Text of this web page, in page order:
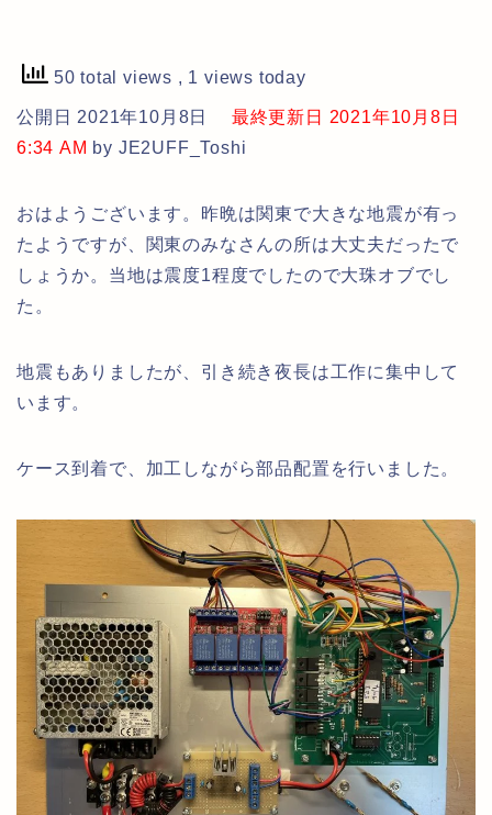
50 total views , 1 views today
公開日 2021年10月8日
最終更新日 2021年10月8日
6:34 AM by JE2UFF_Toshi
おはようございます。昨晩は関東で大きな地震が有っ
たようですが、関東のみなさんの所は大丈夫だったで
しょうか。当地は震度1程度でしたので大珠オブでし
た。
地震もありましたが、引き続き夜長は工作に集中して
います。
ケース到着で、加工しながら部品配置を行いました。